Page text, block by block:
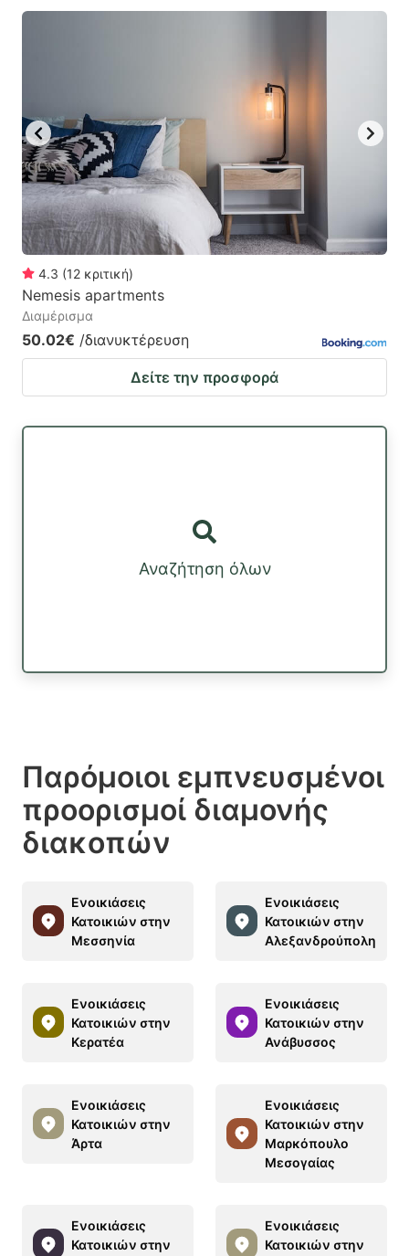
4.3 (12 κριτική)
Nemesis apartments
Διαμέρισμα
50.02€ /διανυκτέρευση
Δείτε την προσφορά
Αναζήτηση όλων
Παρόμοιοι εμπνευσμένοι
προορισμοί διαμονής
διακοπών
Ενοικιάσεις
Κατοικιών στην
Μεσσηνία
Ενοικιάσεις
Κατοικιών στην
Αλεξανδρούπολη
Ενοικιάσεις
Κατοικιών στην
Κερατέα
Ενοικιάσεις
Κατοικιών στην
Ανάβυσσος
Ενοικιάσεις
Κατοικιών στην
Άρτα
Ενοικιάσεις
Κατοικιών στην
Μαρκόπουλο
Μεσογαίας
Ενοικιάσεις
Κατοικιών στην
Ενοικιάσεις
Κατοικιών στην